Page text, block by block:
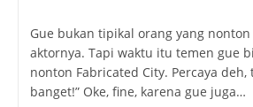
Gue bukan tipikal orang yang
aktornya. Tapi waktu itu temen gue
nonton Fabricated City. Percaya deh,
banget!” Oke, fine, karena gue juga…